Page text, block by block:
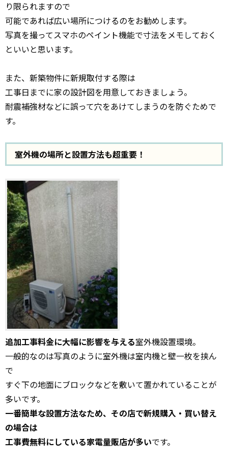
り限られますので
可能であれば広い場所につけるのをお勧めします。
写真を撮ってスマホのペイント機能で寸法をメモしておく
といいと思います。
また、新築物件に新規取付する際は
工事日までに家の設計図を用意しておきましょう。
耐震補強材などに誤って穴をあけてしまうのを防ぐためで
す。
室外機の場所と設置方法も超重要！
追加工事料金に大幅に影響を与える室外機設置環境。
一般的なのは写真のように室外機は室内機と壁一枚を挟ん
で
すぐ下の地面にブロックなどを敷いて置かれていることが
多いです。
一番簡単な設置方法なため、その店で新規購入・買い替え
の場合は
工事費無料にしている家電量販店が多いです。